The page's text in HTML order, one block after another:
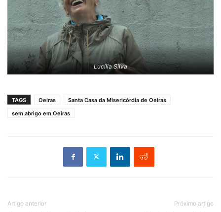
Lucília Silva
TAGS Oeiras
Santa Casa da Misericórdia de Oeiras
sem abrigo em Oeiras
Artigo anterior Próximo artigo